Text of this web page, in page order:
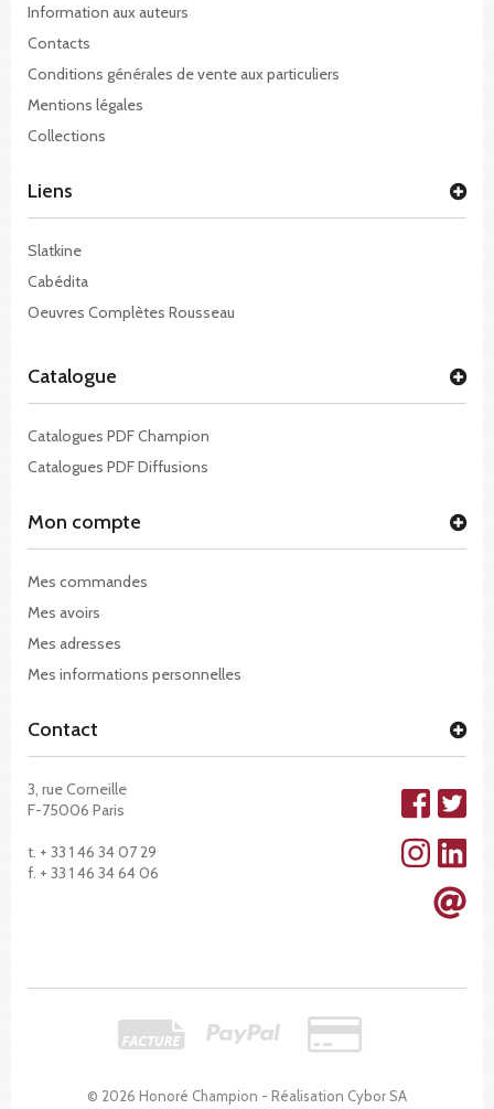
Information aux auteurs
Contacts
Conditions générales de vente aux particuliers
Mentions légales
Collections
© 2026 Honoré Champion - Réalisation Cybor SA
Liens
Slatkine
Cabédita
Oeuvres Complètes Rousseau
Catalogue
Catalogues PDF Champion
Catalogues PDF Diffusions
Mon compte
Mes commandes
Mes avoirs
Mes adresses
Mes informations personnelles
Contact
3, rue Corneille
F-75006 Paris
t. + 33 1 46 34 07 29
f. + 33 1 46 34 64 06